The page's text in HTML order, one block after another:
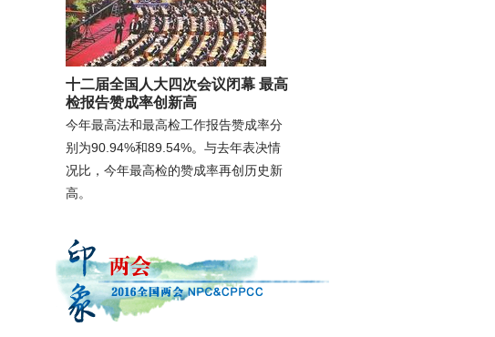
十二届全国人大四次会议闭幕 最高
检报告赞成率创新高
今年最高法和最高检工作报告赞成率分
别为90.94%和89.54%。与去年表决情
况比，今年最高检的赞成率再创历史新
高。